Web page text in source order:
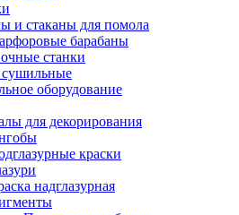
и стаканы для помола
барабаны
станки
оборудование
для декорирования
краски
надглазурная